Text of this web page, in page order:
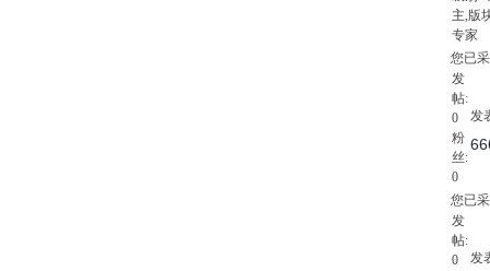
主,版
专家
您已
发
帖:
0
粉
丝:
0
发
您已
发
帖:
0
发